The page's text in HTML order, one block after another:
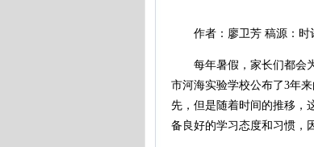
作者：廖卫芳 稿源：时
每年暑假，家长们都会为
市河海实验学校公布了3年
先，但是随着时间的推移，
备良好的学习态度和习惯，